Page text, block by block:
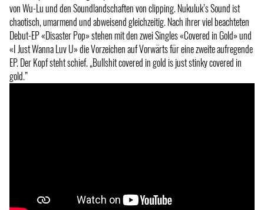
von Wu-Lu und den Soundlandschaften von clipping. Nukuluk’s Sound ist
chaotisch, umarmend und abweisend gleichzeitig. Nach ihrer viel beachteten
Debut-EP «Disaster Pop» stehen mit den zwei Singles «Covered in Gold» und
«I Just Wanna Luv U» die Vorzeichen auf Vorwärts für eine zweite aufregende
EP. Der Kopf steht schief. „Bullshit covered in gold is just stinky covered in
gold.”